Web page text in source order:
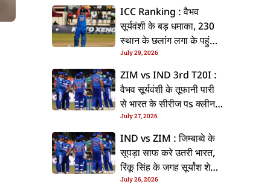
ICC Ranking : वैभव
सूर्यवंशी के बड़ धमाका, 230
स्थान के छलांग लगा के पहुंचलें
48वां नंबर पs
July 29, 2026
ZIM vs IND 3rd T20I :
वैभव सूर्यवंशी के तूफानी पारी
से भारत के सीरीज पs क्लीन
स्वीप, जिम्बाब्वे 35 रन से
हारल
July 27, 2026
IND vs ZIM : जिम्बाब्वे के
सूपड़ा साफ करे उतरी भारत,
रिंकू सिंह के जगह सूर्यांश शेडगे
के मिल सकेला मवका
July 26, 2026